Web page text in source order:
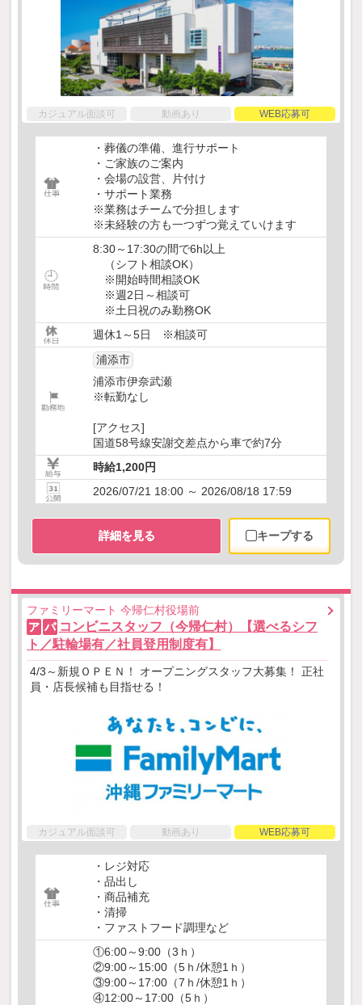
カジュアル面談可 動画あり WEB応募可
・葬儀の準備、進行サポート
・ご家族のご案内
・会場の設営、片付け
・サポート業務
※業務はチームで分担します
※未経験の方も一つずつ覚えていけます
8:30～17:30の間で6h以上
（シフト相談OK）
※開始時間相談OK
※週2日～相談可
※土日祝のみ勤務OK
週休1～5日 ※相談可
浦添市
浦添市伊奈武瀬
※転勤なし
[アクセス]
国道58号線安謝交差点から車で約7分
時給1,200円
2026/07/21 18:00 ～ 2026/08/18 17:59
詳細を見る キープする
ファミリーマート 今帰仁村役場前
ア パ コンビニスタッフ（今帰仁村）【選べるシフ
ト／駐輪場有／社員登用制度有】
4/3～新規ＯＰＥＮ！ オープニングスタッフ大募集！ 正社
員・店長候補も目指せる！
カジュアル面談可 動画あり WEB応募可
・レジ対応
・品出し
・商品補充
・清掃
・ファストフード調理など
①6:00～9:00（3ｈ）
②9:00～15:00（5ｈ/休憩1ｈ）
③9:00～17:00（7ｈ/休憩1ｈ）
④12:00～17:00（5ｈ）